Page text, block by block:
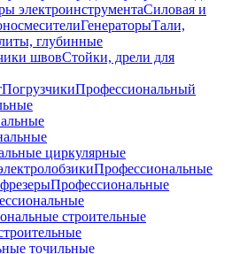
электроинструментаСиловая и
ГенераторыТали,
глубинные
швовСтойки, дрели для
ПогрузчикиПрофессиональный
циркулярные
Профессиональные
Профессиональные
строительные
точильные